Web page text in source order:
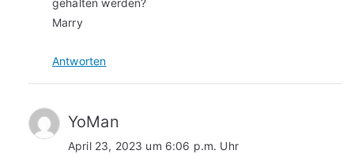
gehalten werden?
Marry
Antworten
YoMan
April 23, 2023 um 6:06 p.m. Uhr